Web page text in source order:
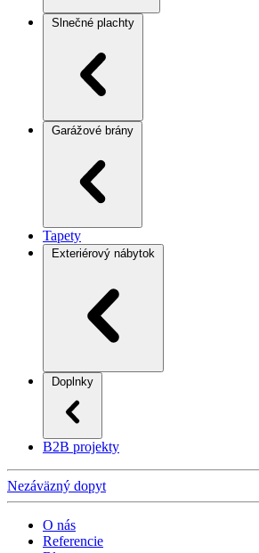
Slnečné plachty
Garážové brány
Tapety
Exteriérový nábytok
Doplnky
B2B projekty
Nezáväzný dopyt
O nás
Referencie